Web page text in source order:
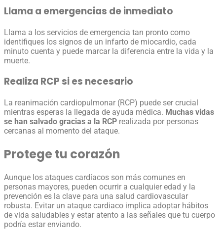
Llama a emergencias de inmediato
Llama a los servicios de emergencia tan pronto como
identifiques los signos de un infarto de miocardio, cada
minuto cuenta y puede marcar la diferencia entre la vida y la
muerte.
Realiza RCP si es necesario
La reanimación cardiopulmonar (RCP) puede ser crucial
mientras esperas la llegada de ayuda médica. Muchas vidas
se han salvado gracias a la RCP realizada por personas
cercanas al momento del ataque.
Protege tu corazón
Aunque los ataques cardíacos son más comunes en
personas mayores, pueden ocurrir a cualquier edad y la
prevención es la clave para una salud cardiovascular
robusta. Evitar un ataque cardiaco implica adoptar hábitos
de vida saludables y estar atento a las señales que tu cuerpo
podría estar enviando.